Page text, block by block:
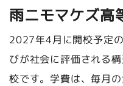
雨ニモマケズ高
2027年4月に開校予定
びが社会に評価される
校です。学費は、毎月